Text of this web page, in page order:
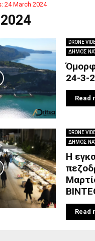
24 March 2024
DRONE
ΔΗΜΟΣ
24-3-
Read
DRONE
ΔΗΜΟΣ
Η
Read